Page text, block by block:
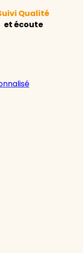
Qualité
et écoute